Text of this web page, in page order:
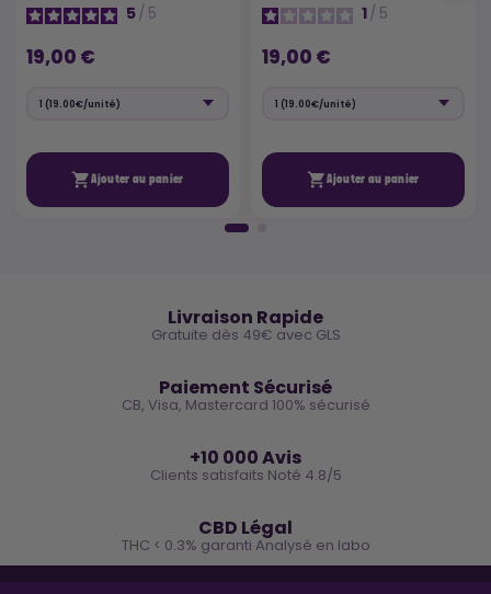
5/ 5
19,00 €
Ajouter au panier
1/ 5
19,00 €
Ajouter au panier
Livraison Rapide
Gratuite dès 49€ avec GLS
Paiement Sécurisé
CB, Visa, Mastercard 100% sécurisé
+10 000 Avis
Clients satisfaits Noté 4.8/5
CBD Légal
THC < 0.3% garanti Analysé en labo